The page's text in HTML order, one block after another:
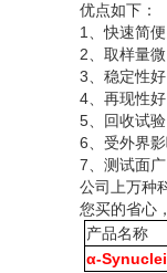
优点如下：
1、快速简
2、取样量
3、稳定性
4、再现性
5、回收试验
6、受外界
7、测试面
公司上万种
您买的省心
产品名称
α-